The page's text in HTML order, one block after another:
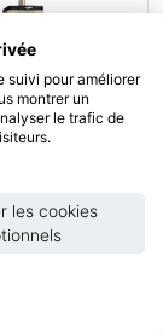
suivi pour améliorer
montrer un
le trafic de
les cookies